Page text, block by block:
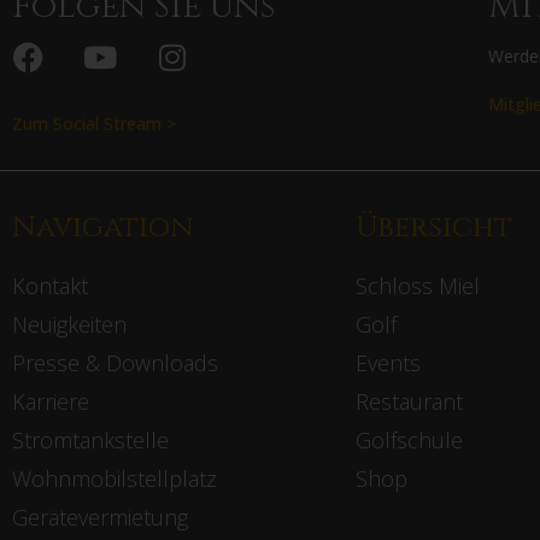
e
t
t
r
A
l
u
n
g
Zum Social Stream >
Navigation
Kontakt
Neuigkeiten
Presse & Downloads
Karriere
Stromtankstelle
Wohnmobilstellplatz
Gerätevermietung
Übersicht
Schloss Miel
Golf
Events
Restaurant
Golfschule
Shop